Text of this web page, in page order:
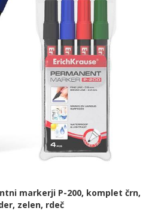
markerji P-200, komplet črn,
zelen, rdeč